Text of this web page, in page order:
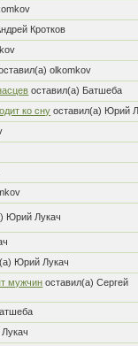
Кротков
olkomkov
оставил(а) Батшеба
ко сну оставил(а) Юрий
Юрий Лукач
Юрий Лукач
мужчин оставил(а) Сергей